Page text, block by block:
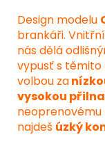
Design modelu
brankáři.
nás dělá
vypusť s těmito
volbou za
vysokou
neoprenovému
najdeš úzký